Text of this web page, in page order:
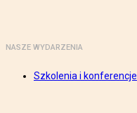
NASZE WYDARZENIA
Szkolenia i konferencje